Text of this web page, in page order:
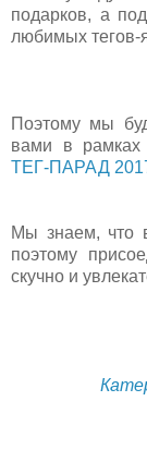
подарков, а
любимых тегов-
Поэтому мы
вами в рамках
ТЕГ-ПАРАД
Мы знаем, что
поэтому
скучно и